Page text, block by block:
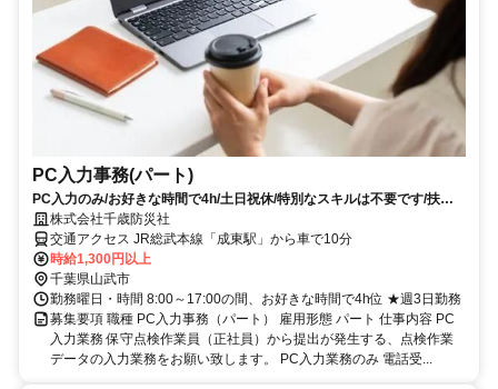
PC入力事務(パート)
PC入力のみ/お好きな時間で4h/土日祝休/特別なスキルは不要です/扶養
内勤務です。
株式会社千歳防災社
交通アクセス JR総武本線「成東駅」から車で10分
時給1,300円以上
千葉県山武市
勤務曜日・時間 8:00～17:00の間、お好きな時間で4h位 ★週3日勤務
募集要項 職種 PC入力事務（パート） 雇用形態 パート 仕事内容 PC
入力業務 保守点検作業員（正社員）から提出が発生する、点検作業
データの入力業務をお願い致します。 PC入力業務のみ 電話受...